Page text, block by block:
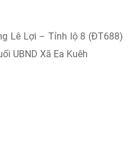
Lê Lợi – Tỉnh lộ 8 (ĐT688)
UBND Xã Ea Kuêh